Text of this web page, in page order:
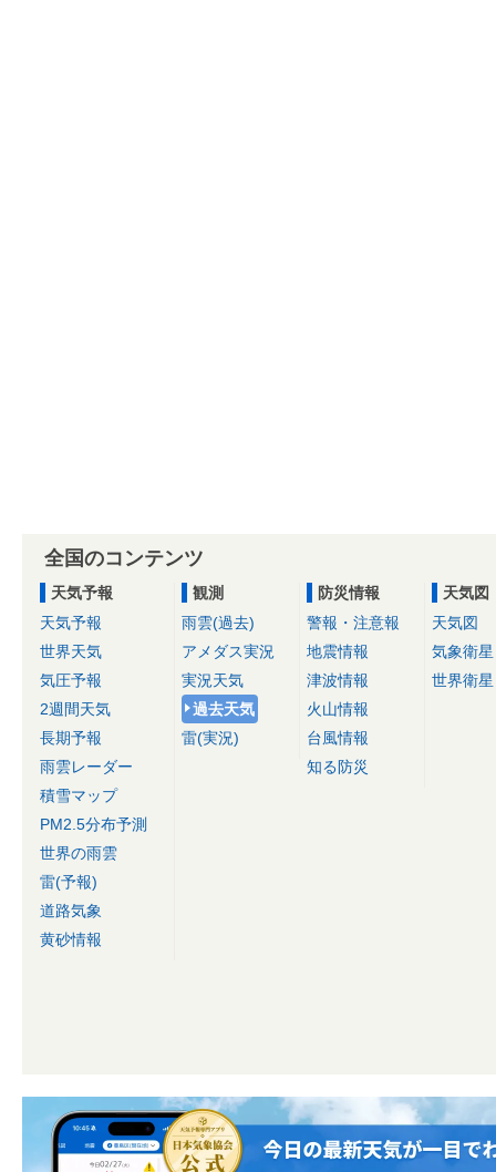
全国のコンテンツ
天気予報
天気予報
世界天気
気圧予報
2週間天気
長期予報
雨雲レーダー
積雪マップ
PM2.5分布予測
世界の雨雲
雷(予報)
道路気象
黄砂情報
観測
雨雲(過去)
アメダス実況
実況天気
過去天気
雷(実況)
防災情報
警報・注意報
地震情報
津波情報
火山情報
台風情報
知る防災
天気図
天気図
気象衛星
世界衛星